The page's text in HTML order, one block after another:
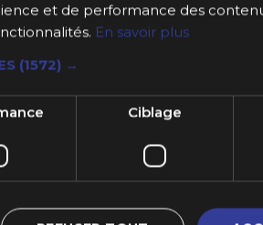
et de performance des
En savoir plus
(1572) →
Ciblage